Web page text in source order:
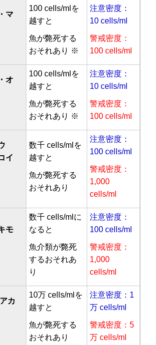
マ
100 cells/mlを
越すと
魚が斃死する
おそれあり ※
注意密度：
10 cells/ml
警戒密度：
100 cells/ml
オ
100 cells/mlを
越すと
魚が斃死する
おそれあり ※
注意密度：
10 cells/ml
警戒密度：
100 cells/ml
イ
数千 cells/mlを
越すと
魚が斃死する
おそれあり
注意密度：
100 cells/ml
警戒密度：
1,000
cells/ml
モ
数千 cells/mlに
なると
魚介類が斃死
するおそれあ
り
注意密度：
100 cells/ml
警戒密度：
1,000
cells/ml
カ
10万 cells/mlを
越すと
魚が斃死する
おそれあり
注意密度：1
万 cells/ml
警戒密度：5
万 cells/ml